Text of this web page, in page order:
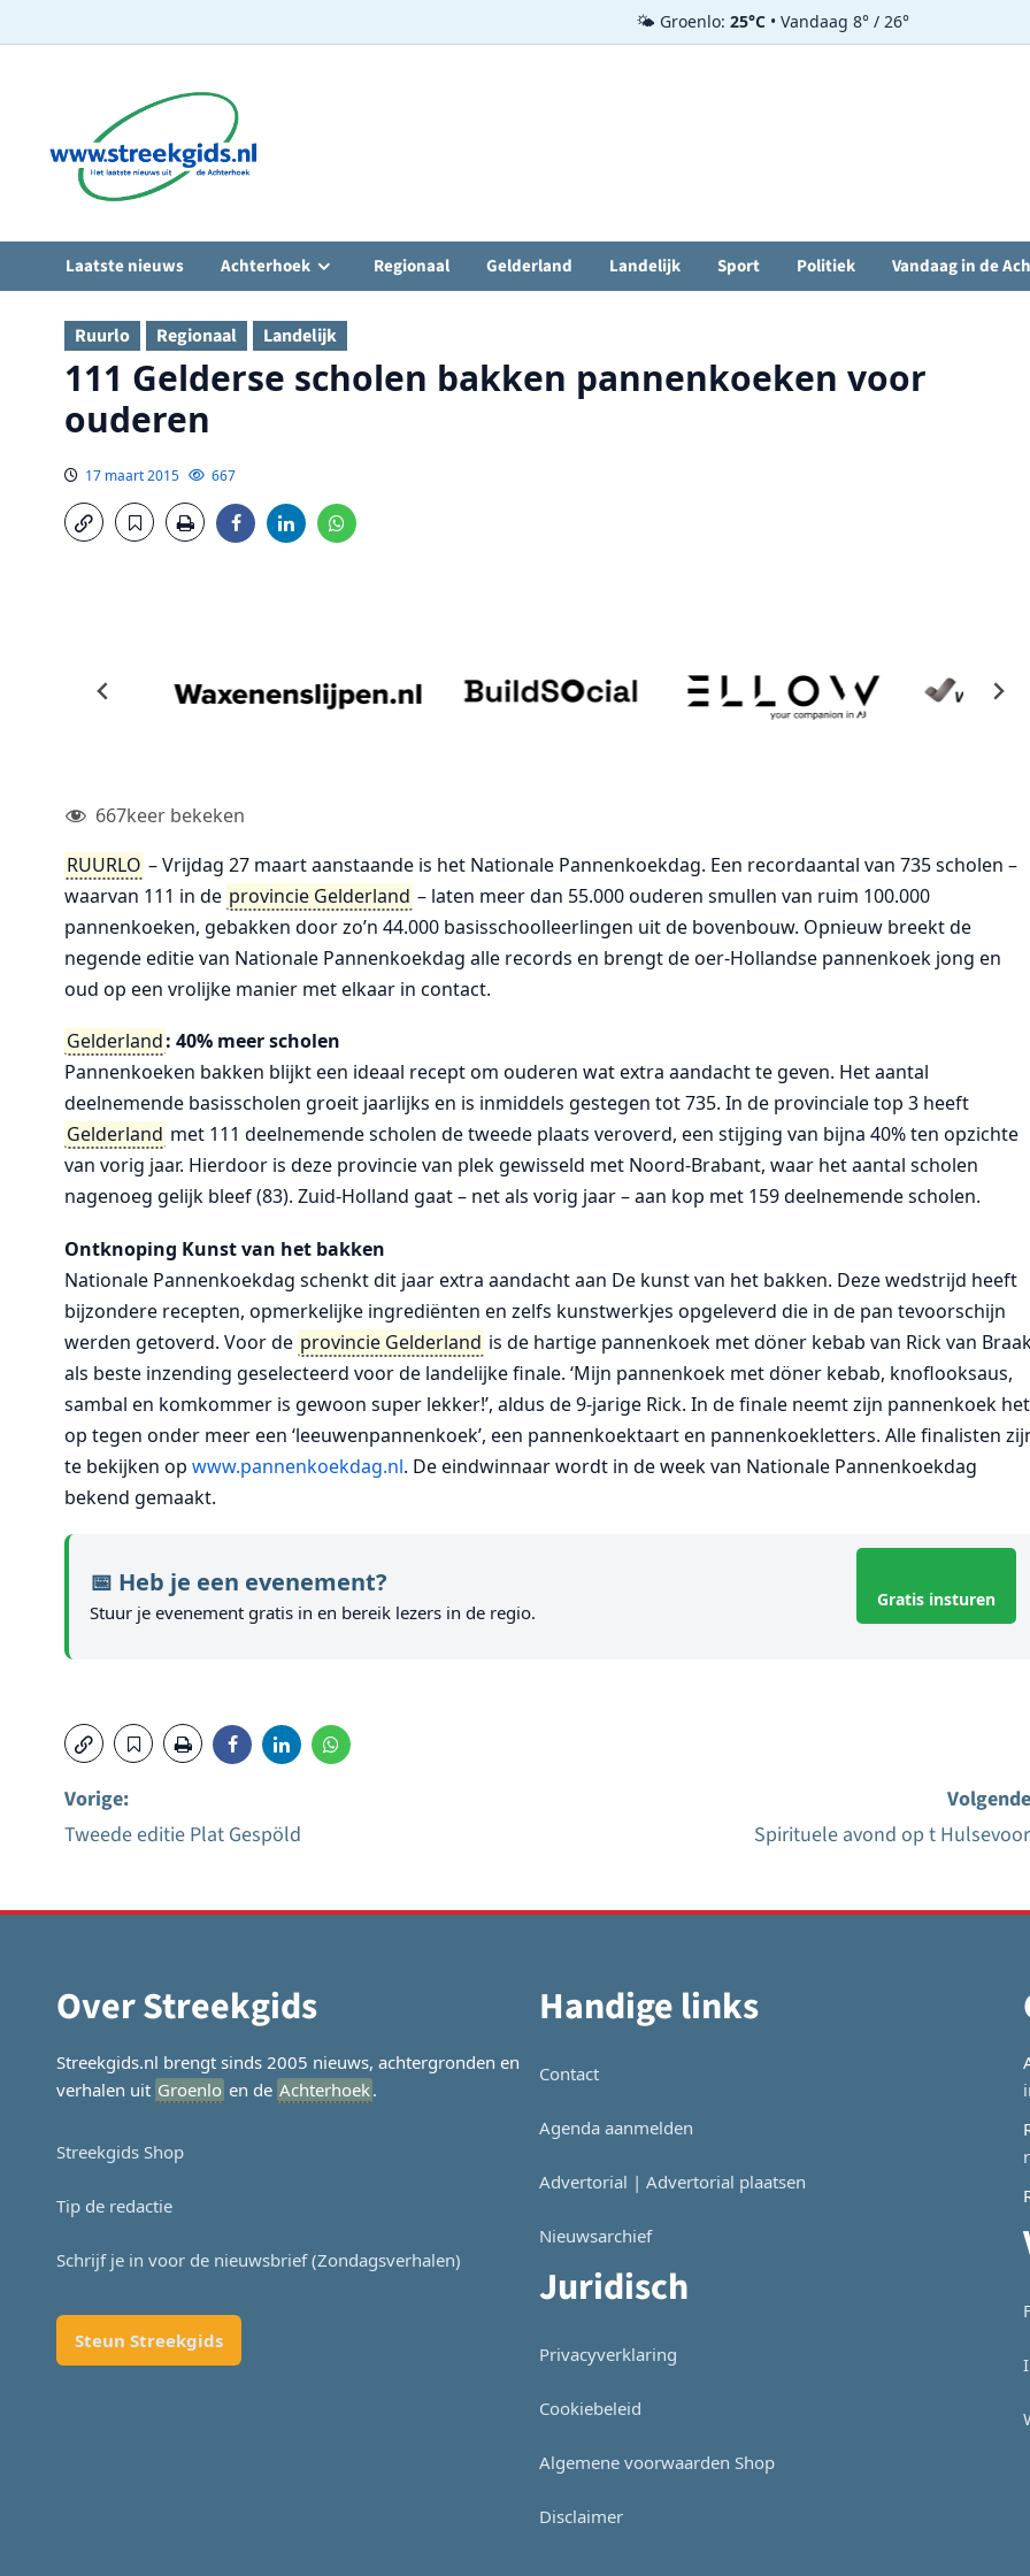
🌤️ Groenlo: 25°C • Vandaag 8° / 26°
inhoud
Laatste nieuws Achterhoek Regionaal Gelderland Landelijk Sport Politiek Vandaag in de
Ruurlo Regionaal Landelijk
111 Gelderse scholen bakken pannenkoeken voor
ouderen
17 maart 2015 667
667keer bekeken
RUURLO – Vrijdag 27 maart aanstaande is het Nationale Pannenkoekdag. Een recordaantal van 735 scholen –
waarvan 111 in de provincie Gelderland – laten meer dan 55.000 ouderen smullen van ruim 100.000
pannenkoeken, gebakken door zo’n 44.000 basisschoolleerlingen uit de bovenbouw. Opnieuw breekt de
negende editie van Nationale Pannenkoekdag alle records en brengt de oer-Hollandse pannenkoek jong en
oud op een vrolijke manier met elkaar in contact.
Gelderland: 40% meer scholen
Pannenkoeken bakken blijkt een ideaal recept om ouderen wat extra aandacht te geven. Het aantal
deelnemende basisscholen groeit jaarlijks en is inmiddels gestegen tot 735. In de provinciale top 3 heeft
Gelderland met 111 deelnemende scholen de tweede plaats veroverd, een stijging van bijna 40% ten opzichte
van vorig jaar. Hierdoor is deze provincie van plek gewisseld met Noord-Brabant, waar het aantal scholen
nagenoeg gelijk bleef (83). Zuid-Holland gaat – net als vorig jaar – aan kop met 159 deelnemende scholen.
Ontknoping Kunst van het bakken
Nationale Pannenkoekdag schenkt dit jaar extra aandacht aan De kunst van het bakken. Deze wedstrijd heeft
bijzondere recepten, opmerkelijke ingrediënten en zelfs kunstwerkjes opgeleverd die in de pan tevoorschijn
werden getoverd. Voor de provincie Gelderland is de hartige pannenkoek met döner kebab van Rick van
als beste inzending geselecteerd voor de landelijke finale. ‘Mijn pannenkoek met döner kebab, knoflooksaus,
sambal en komkommer is gewoon super lekker!’, aldus de 9-jarige Rick. In de finale neemt zijn pannenkoek het
op tegen onder meer een ‘leeuwenpannenkoek’, een pannenkoektaart en pannenkoekletters. Alle finalisten
te bekijken opwww.pannenkoekdag.nl. De eindwinnaar wordt in de week van Nationale Pannenkoekdag
bekend gemaakt.
📅 Heb je een evenement?
Stuur je evenement gratis in en bereik lezers in de regio.
Gratis insturen
navigatie
Vorige:
Tweede editie Plat Gespöld
Spirituele avond op t
Over Streekgids
Streekgids.nl brengt sinds 2005 nieuws, achtergronden en
verhalen uit Groenlo en de Achterhoek.
Streekgids Shop
Tip de redactie
Schrijf je in voor de nieuwsbrief (Zondagsverhalen)
Steun Streekgids
Handige links
Contact
Agenda aanmelden
Advertorial | Advertorial plaatsen
Nieuwsarchief
Juridisch
Privacyverklaring
Cookiebeleid
Algemene voorwaarden Shop
Disclaimer